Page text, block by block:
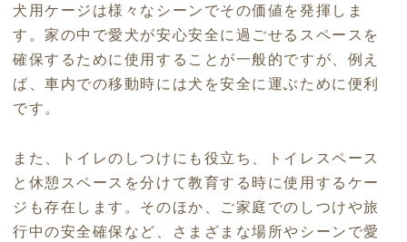
犬用ケージは様々なシーンでその価値を発揮しま
す。家の中で愛犬が安心安全に過ごせるスペースを
確保するために使用することが一般的ですが、例え
ば、車内での移動時には犬を安全に運ぶために便利
です。
また、トイレのしつけにも役立ち、トイレスペース
と休憩スペースを分けて教育する時に使用するケー
ジも存在します。そのほか、ご家庭でのしつけや旅
行中の安全確保など 、さまざまな場所やシーンで愛